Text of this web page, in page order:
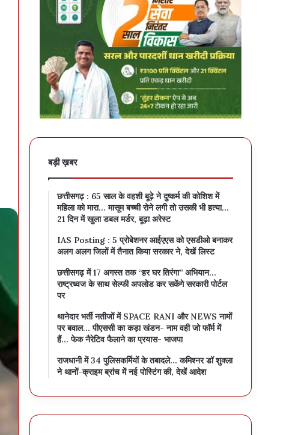
बड़ी ख़बर
छत्तीसगढ़ : 65 साल के वहशी बूढ़े ने दुष्कर्म की कोशिश में
महिला को मारा… मासूम बच्ची रोने लगी तो उसकी भी हत्या…
21 दिन में खुला डबल मर्डर, बूढ़ा अरेस्ट
IAS Posting : 5 प्रोबेशनर आईएएस को एसडीओ बनाकर
अलग अलग जिलों में तैनात किया सरकार ने, देखें लिस्ट
छत्तीसगढ़ में 17 अगस्त तक “हर घर तिरंगा” अभियान…
राष्ट्रध्वज के साथ सेल्फी अपलोड कर सकेंगे सरकारी पोर्टल
पर
थानेदार भर्ती नतीजों में SPACE RANI और NEWS नामों
पर बवाल… पीएससी का कड़ा खंडन- नाम वही जो फॉर्म में
हैं… फेक नैरेटिव फैलाने का प्रयास- भाजपा
राजधानी में 34 पुलिसकर्मियों के तबादले… कमिश्नर डॉ शुक्ला
ने थानों-क्राइम ब्रांच में नई पोस्टिंग की, देखें आदेश